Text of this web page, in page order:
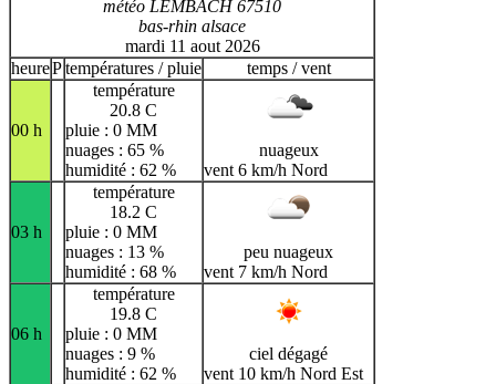
météo LEMBACH 67510
bas-rhin alsace
mardi 11 aout 2026
heurePtempératures / pluie temps / vent
00 h
température
20.8 C
pluie : 0 MM
nuages : 65 %
humidité : 62 %
nuageux
vent 6 km/h Nord
03 h
température
18.2 C
pluie : 0 MM
nuages : 13 %
humidité : 68 %
peu nuageux
vent 7 km/h Nord
06 h
température
19.8 C
pluie : 0 MM
nuages : 9 %
humidité : 62 %
ciel dégagé
vent 10 km/h Nord Est